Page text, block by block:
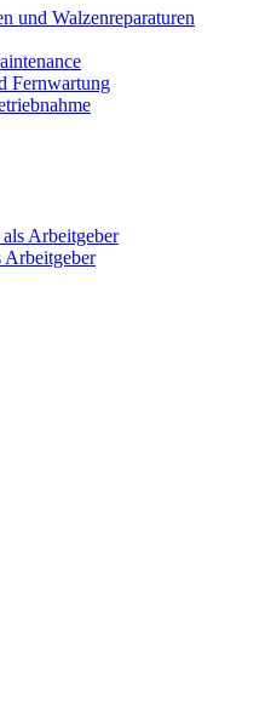
und Walzenreparaturen
Fernwartung
Arbeitgeber